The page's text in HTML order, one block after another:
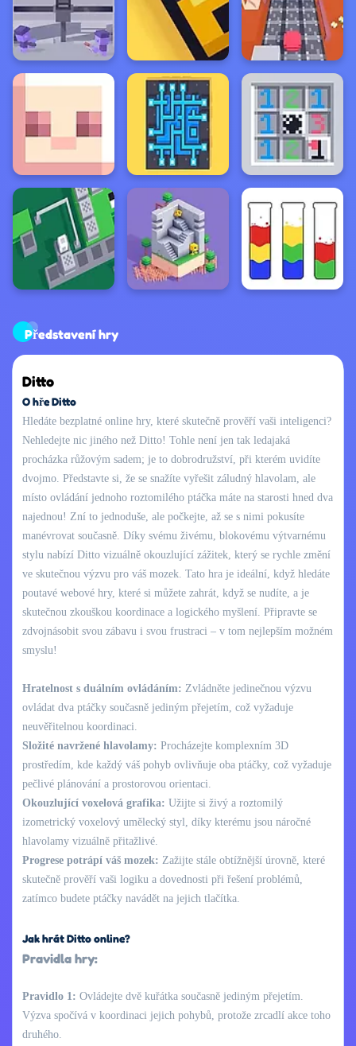
Představení hry
Ditto
O hře Ditto
Hledáte bezplatné online hry, které skutečně prověří vaši inteligenci?
Nehledejte nic jiného než Ditto! Tohle není jen tak ledajaká
procházka růžovým sadem; je to dobrodružství, při kterém uvidíte
dvojmo. Představte si, že se snažíte vyřešit záludný hlavolam, ale
místo ovládání jednoho roztomilého ptáčka máte na starosti hned dva
najednou! Zní to jednoduše, ale počkejte, až se s nimi pokusíte
manévrovat současně. Díky svému živému, blokovému výtvarnému
stylu nabízí Ditto vizuálně okouzlující zážitek, který se rychle změní
ve skutečnou výzvu pro váš mozek. Tato hra je ideální, když hledáte
poutavé webové hry, které si můžete zahrát, když se nudíte, a je
skutečnou zkouškou koordinace a logického myšlení. Připravte se
zdvojnásobit svou zábavu i svou frustraci – v tom nejlepším možném
smyslu!
Hratelnost s duálním ovládáním: Zvládněte jedinečnou výzvu
ovládat dva ptáčky současně jediným přejetím, což vyžaduje
neuvěřitelnou koordinaci.
Složité navržené hlavolamy: Procházejte komplexním 3D
prostředím, kde každý váš pohyb ovlivňuje oba ptáčky, což vyžaduje
pečlivé plánování a prostorovou orientaci.
Okouzlující voxelová grafika: Užijte si živý a roztomilý
izometrický voxelový umělecký styl, díky kterému jsou náročné
hlavolamy vizuálně přitažlivé.
Progrese potrápí váš mozek: Zažijte stále obtížnější úrovně, které
skutečně prověří vaši logiku a dovednosti při řešení problémů,
zatímco budete ptáčky navádět na jejich tlačítka.
Jak hrát Ditto online?
Pravidla hry:
Pravidlo 1: Ovládejte dvě kuřátka současně jediným přejetím.
Výzva spočívá v koordinaci jejich pohybů, protože zrcadlí akce toho
druhého.